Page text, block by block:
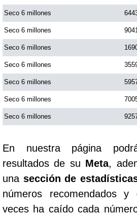
Seco 6 millones
Seco 6 millones 9041
Seco 6 millones
Seco 6 millones
Seco 6 millones
Seco 6 millones
Seco 6 millones
En nuestra página
resultados de su Meta,
una sección de
números recomendados
veces ha caído cada